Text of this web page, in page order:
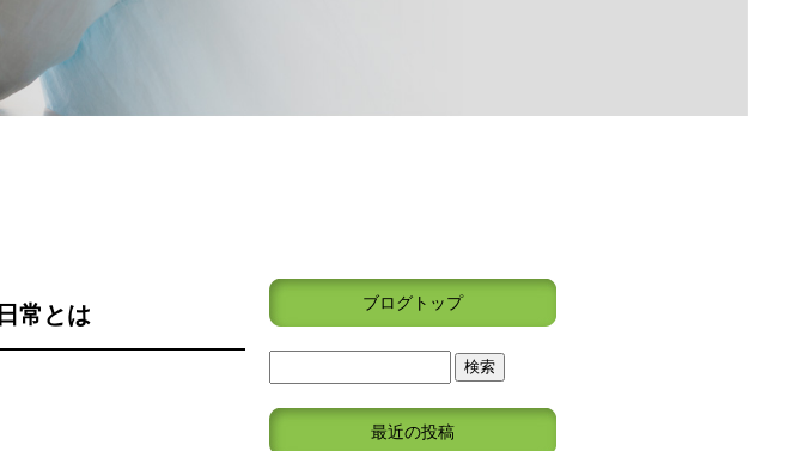
常とは ブログトップ
最近の投稿